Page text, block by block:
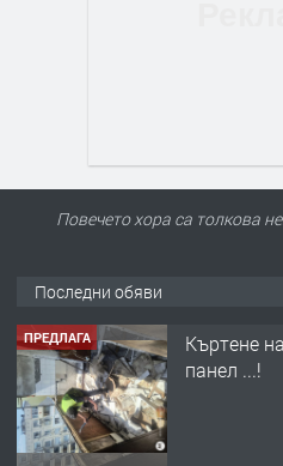
Повечето хора са толкова
Последни обяви
ПРЕДЛАГА
Къртене
панел ...!